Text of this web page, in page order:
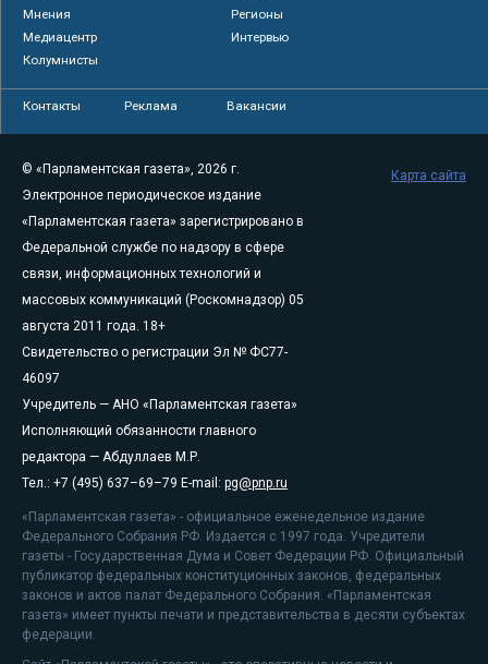
Мнения
Регионы
Медиацентр
Интервью
Колумнисты
Контакты Реклама Вакансии
© «Парламентская газета», 2026 г.
Электронное периодическое издание
«Парламентская газета» зарегистрировано в
Федеральной службе по надзору в сфере
связи, информационных технологий и
массовых коммуникаций (Роскомнадзор) 05
августа 2011 года. 18+
Свидетельство о регистрации Эл № ФС77-
46097
Учредитель — АНО «Парламентская газета»
Исполняющий обязанности главного
редактора — Абдуллаев М.Р.
Тел.: +7 (495) 637–69–79 E-mail: pg@pnp.ru
«Парламентская газета» - официальное еженедельное издание
Федерального Собрания РФ. Издается с 1997 года. Учредители
газеты - Государственная Дума и Совет Федерации РФ. Официальный
публикатор федеральных конституционных законов, федеральных
законов и актов палат Федерального Собрания. «Парламентская
газета» имеет пункты печати и представительства в десяти субъектах
федерации.
Карта сайта